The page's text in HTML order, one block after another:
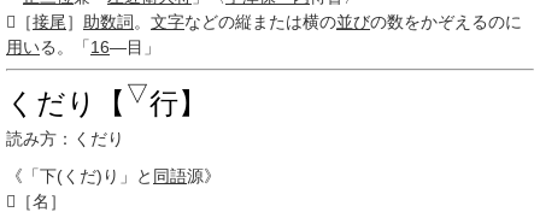
 ［接尾］ 助数詞。 文字などの縦または横の並びの数をかぞえるのに
用いる。「16―目」
くだり【 ▽行】
読み方：くだり
《「下(くだ)り」と 同語源》
 ［名］